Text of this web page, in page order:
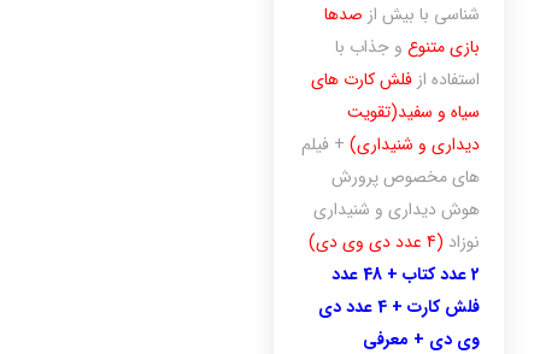
شناسی با بیش از صدها
بازی متنوع و جذاب با
استفاده از فلش کارت های
سیاه و سفید(تقویت
دیداری و شنیداری) + فیلم
های مخصوص پرورش
هوش دیداری و شنیداری
نوزاد (4 عدد دی وی دی)
2 عدد کتاب + 48 عدد
فلش کارت + 4 عدد دی
وی دی + معرفی